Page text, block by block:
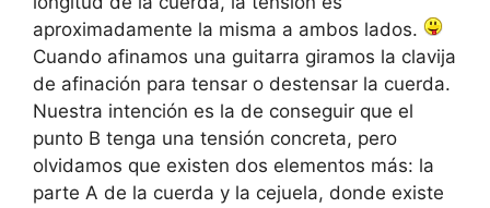
aproximadamente la misma a ambos lados.
Cuando afinamos una guitarra giramos la clavija
de afinación para tensar o destensar la cuerda.
Nuestra intención es la de conseguir que el
punto B tenga una tensión concreta, pero
olvidamos que existen dos elementos más: la
parte A de la cuerda y la cejuela, donde existe